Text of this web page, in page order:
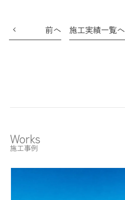
前へ 施工実績一覧へ
Works
施工事例